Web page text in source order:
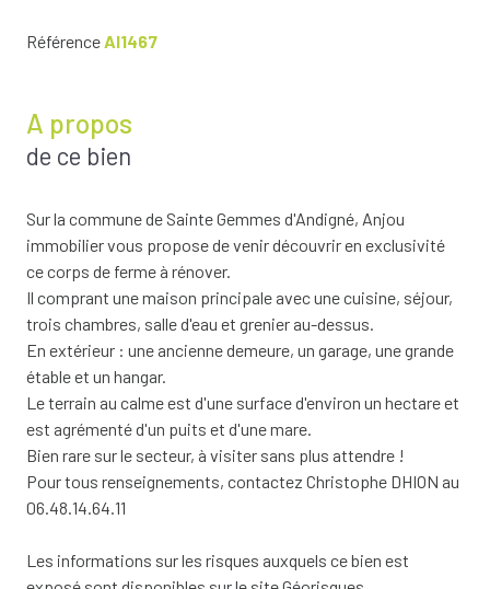
RéférenceAI1467
A propos
de ce bien
Sur la commune de Sainte Gemmes d'Andigné, Anjou
immobilier vous propose de venir découvrir en exclusivité
ce corps de ferme à rénover.
Il comprant une maison principale avec une cuisine, séjour,
trois chambres, salle d'eau et grenier au-dessus.
En extérieur : une ancienne demeure, un garage, une grande
étable et un hangar.
Le terrain au calme est d'une surface d'environ un hectare et
est agrémenté d'un puits et d'une mare.
Bien rare sur le secteur, à visiter sans plus attendre !
Pour tous renseignements, contactez Christophe DHION au
06.48.14.64.11
Les informations sur les risques auxquels ce bien est